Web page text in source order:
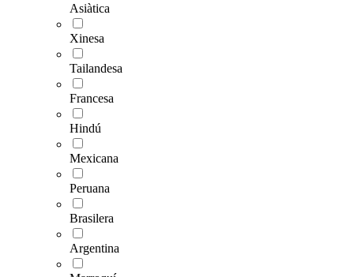
Asiàtica
Xinesa
Tailandesa
Francesa
Hindú
Mexicana
Peruana
Brasilera
Argentina